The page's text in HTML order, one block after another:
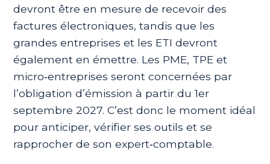
devront être en mesure de recevoir des
factures électroniques, tandis que les
grandes entreprises et les ETI devront
également en émettre. Les PME, TPE et
micro‑entreprises seront concernées par
l’obligation d’émission à partir du 1er
septembre 2027. C’est donc le moment idéal
pour anticiper, vérifier ses outils et se
rapprocher de son expert‑comptable.